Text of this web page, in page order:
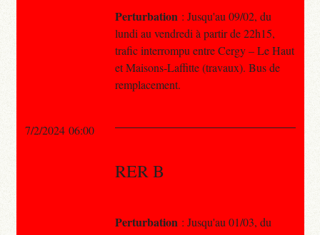
Perturbation : Jusqu'au 09/02, du
lundi au vendredi à partir de 22h15,
trafic interrompu entre Cergy – Le Haut
et Maisons-Laffitte (travaux). Bus de
remplacement.
RER B
Perturbation : Jusqu'au 01/03, du
7/2/2024 06:00